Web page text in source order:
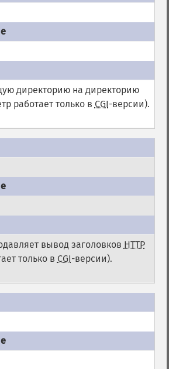
директорию на директорию
работает только в CGI-версии).
вывод заголовков HTTP
только в CGI-версии).